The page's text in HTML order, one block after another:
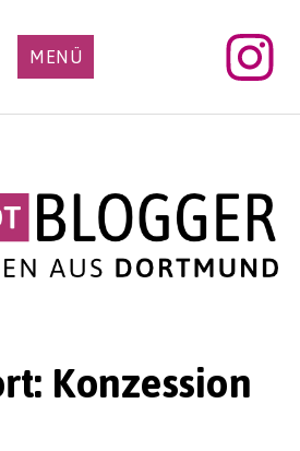
MENÜ
Konzession